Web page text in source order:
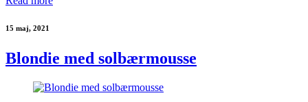
15 maj, 2021
Blondie med solbærmousse